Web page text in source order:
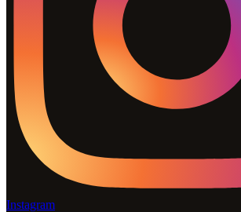
Instagram